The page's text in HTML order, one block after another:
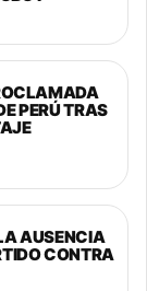
PERÚ TRAS
AUSENCIA
CONTRA